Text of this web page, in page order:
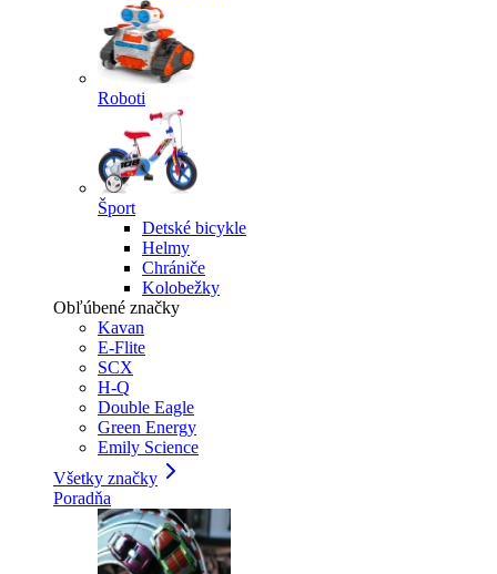
Roboti
Šport
Detské bicykle
Helmy
Chrániče
Kolobežky
Obľúbené značky
Kavan
E-Flite
SCX
H-Q
Double Eagle
Green Energy
Emily Science
Všetky značky
Poradňa